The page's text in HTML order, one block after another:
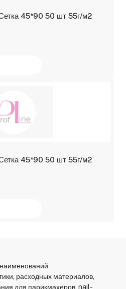
45*90 50 шт 55г/м2
45*90 50 шт 55г/м2
расходных материалов,
для парикмахеров, nail-